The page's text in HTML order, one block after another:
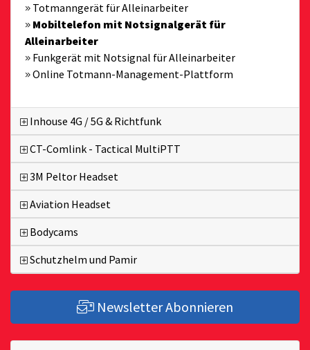
Totmanngerät für Alleinarbeiter
Mobiltelefon mit Notsignalgerät für
Alleinarbeiter
Funkgerät mit Notsignal für Alleinarbeiter
Online Totmann-Management-Plattform
Inhouse 4G / 5G & Richtfunk
CT-Comlink - Tactical MultiPTT
3M Peltor Headset
Aviation Headset
Bodycams
Schutzhelm und Pamir
Newsletter Abonnieren